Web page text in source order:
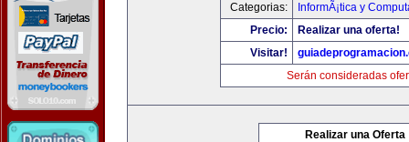
Categorias:
InformÃ¡tica y
Precio:
Realizar una oferta!
Visitar!
Serán consideradas
Realizar una Oferta